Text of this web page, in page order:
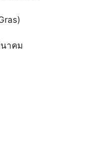
าคม